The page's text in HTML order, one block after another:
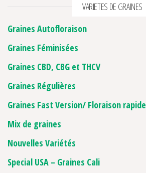
VARIETES DE GRAINES
Graines Autofloraison
Graines Féminisées
Graines CBD, CBG et THCV
Graines Régulières
Graines Fast Version/ Floraison rapide
Mix de graines
Nouvelles Variétés
Special USA – Graines Cali